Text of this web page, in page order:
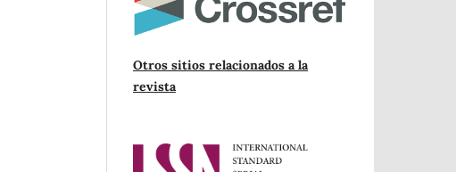
Otros sitios relacionados a la
revista